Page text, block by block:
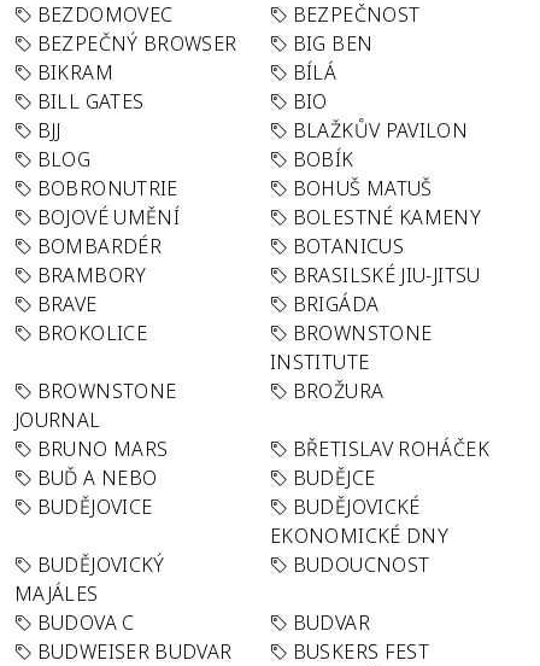
BEZDOMOVEC
BEZPEČNOST
BEZPEČNÝ BROWSER
BIG BEN
BIKRAM
BÍLÁ
BILL GATES
BIO
BJJ
BLAŽKŮV PAVILON
BLOG
BOBÍK
BOBRONUTRIE
BOHUŠ MATUŠ
BOJOVÉ UMĚNÍ
BOLESTNÉ KAMENY
BOMBARDÉR
BOTANICUS
BRAMBORY
BRASILSKÉ JIU-JITSU
BRAVE
BRIGÁDA
BROKOLICE
BROWNSTONE
INSTITUTE
BROWNSTONE
JOURNAL
BROŽURA
BRUNO MARS
BŘETISLAV ROHÁČEK
BUĎ A NEBO
BUDĚJCE
BUDĚJOVICE
BUDĚJOVICKÉ
EKONOMICKÉ DNY
BUDĚJOVICKÝ
MAJÁLES
BUDOUCNOST
BUDOVA C
BUDVAR
BUDWEISER BUDVAR
BUSKERS FEST